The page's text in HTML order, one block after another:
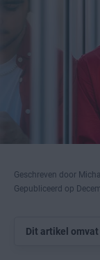
Geschreven door
Gepubliceerd op
Dit artikel omvat